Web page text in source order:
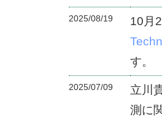
2025/08/19
10月
す。
2025/07/09
立川
測に